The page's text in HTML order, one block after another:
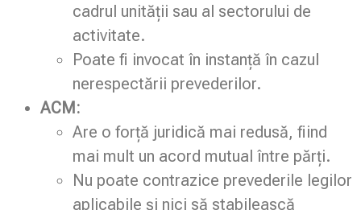
cadrul unității sau al sectorului de
activitate.
Poate fi invocat în instanță în cazul
nerespectării prevederilor.
ACM:
Are o forță juridică mai redusă, fiind
mai mult un acord mutual între părți.
Nu poate contrazice prevederile legilor
aplicabile și nici să stabilească